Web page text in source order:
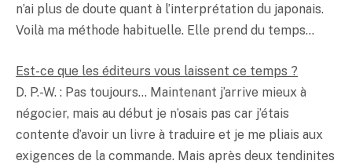
n’ai plus de doute quant à l’interprétation du japonais.
Voilà ma méthode habituelle. Elle prend du temps…
Est-ce que les éditeurs vous laissent ce temps ?
D. P.-W. : Pas toujours… Maintenant j’arrive mieux à
négocier, mais au début je n’osais pas car j’étais
contente d’avoir un livre à traduire et je me pliais aux
exigences de la commande. Mais après deux tendinites